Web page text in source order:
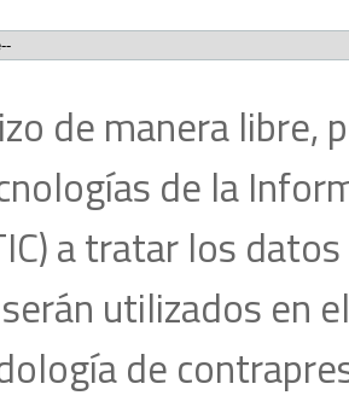
de manera libre,
de la
a tratar los
utilizados en
de